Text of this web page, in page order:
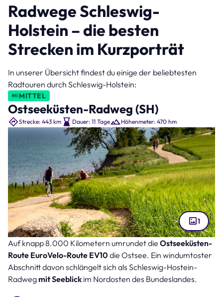
Radwege Schleswig-
Holstein – die besten
Strecken im Kurzporträt
In unserer Übersicht findest du einige der beliebtesten
Radtouren durch Schleswig-Holstein:
MITTEL
Ostseeküsten-Radweg (SH)
Strecke: 443 km Dauer: 11 Tage Höhenmeter: 470 hm
Radweg an der Küste in Travemünde (Bild: spuno – stock.adobe.com )
1
Auf knapp 8.000 Kilometern umrundet die Ostseeküsten-
Route EuroVelo-Route EV10 die Ostsee. Ein windumtoster
Abschnitt davon schlängelt sich als Schleswig-Hostein-
Radweg mit Seeblick im Nordosten des Bundeslandes.